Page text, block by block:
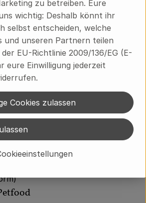
B.V.
in den Niederlanden
Sortiment an biologischen Produkten.
wir ausschließlich Hühner, Rinder
Leben hatten. Fleisch aus großen
wirst du bei uns nicht finden.
zu betreiben. Eure
wichtig: Deshalb könnt ihr
selbst entscheiden, welche
und unseren Partnern teilen
EU-Richtlinie 2009/136/EG (E-
eure Einwilligung jederzeit
Cookies zulassen